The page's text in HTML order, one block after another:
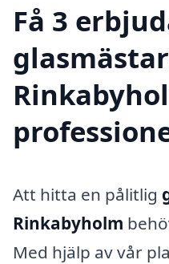
Få 3
Att hitta en pålitlig
Rinkabyholm
Med hjälp av vår